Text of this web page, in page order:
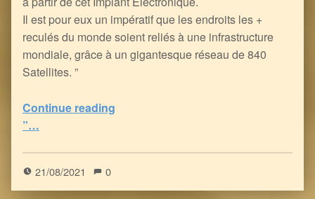
Il est pour eux un impératif que les endroits les +
reculés du monde soient reliés à une infrastructure
mondiale, grâce à un gigantesque réseau de 840
Satellites. ”
Continue reading
”…
21/08/2021 0